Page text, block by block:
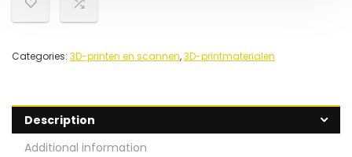
Categories: 3D-printen en scannen,3D-printmaterialen
Description
Additional information